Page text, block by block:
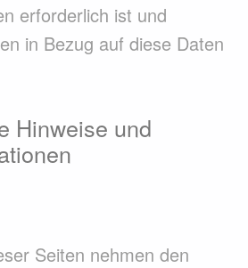
erforderlich ist und
in Bezug auf diese Daten
Hinweise und
Seiten nehmen den